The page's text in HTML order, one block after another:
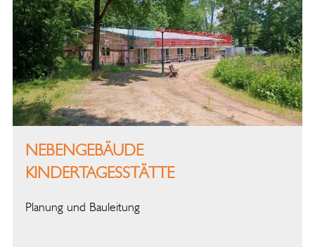
NEBENGEBÄUDE
KINDERTAGESSTÄTTE
Planung und Bauleitung